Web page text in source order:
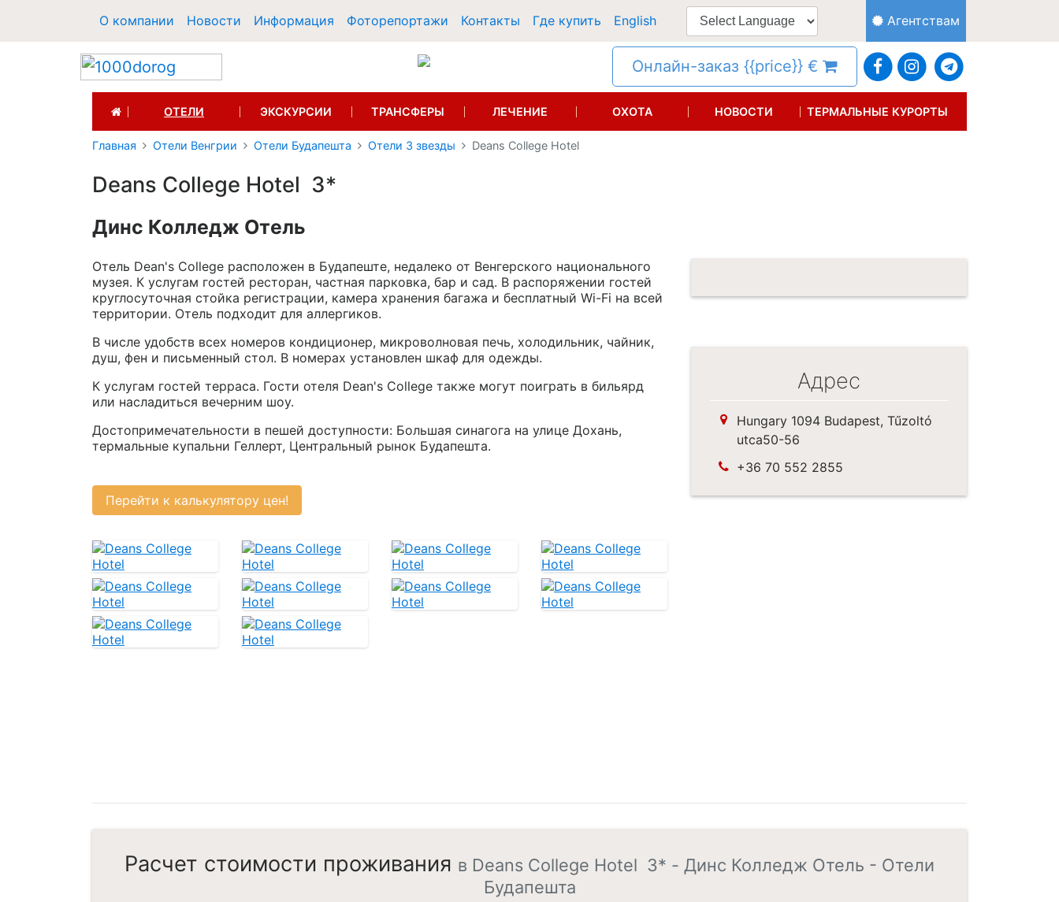
О компании Новости Информация Фоторепортажи Контакты Где купить English Агентствам
Онлайн-заказ {{price}} €
(CURRENT)ОТЕЛИ ЭКСКУРСИИ ТРАНСФЕРЫ ЛЕЧЕНИЕ ОХОТА НОВОСТИ ТЕРМАЛЬНЫЕ КУРОРТЫ
Главная Отели Венгрии Отели Будапешта Отели 3 звезды Deans College Hotel
Deans College Hotel 3*
Динс Колледж Отель
Отель Dean's College расположен в Будапеште, недалеко от Венгерского национального
музея. К услугам гостей ресторан, частная парковка, бар и сад. В распоряжении гостей
круглосуточная стойка регистрации, камера хранения багажа и бесплатный Wi-Fi на всей
территории. Отель подходит для аллергиков.
В числе удобств всех номеров кондиционер, микроволновая печь, холодильник, чайник,
душ, фен и письменный стол. В номерах установлен шкаф для одежды.
К услугам гостей терраса. Гости отеля Dean's College также могут поиграть в бильярд
или насладиться вечерним шоу.
Достопримечательности в пешей доступности: Большая синагога на улице Дохань,
термальные купальни Геллерт, Центральный рынок Будапешта.
Перейти к калькулятору цен!
Адрес
Hungary 1094 Budapest, Tűzoltó
utca50-56
+36 70 552 2855
Расчет стоимости проживания в Deans College Hotel 3* - Динс Колледж Отель - Отели
Будапешта